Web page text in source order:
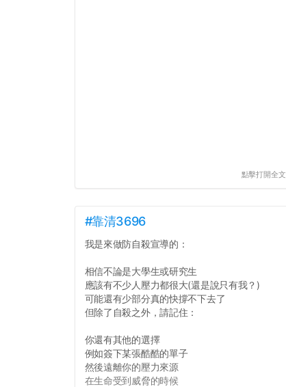
點擊打開全文
#靠清3696
我是來做防自殺宣導的：
相信不論是大學生或研究生
應該有不少人壓力都很大(還是說只有我？)
可能還有少部分真的快撐不下去了
但除了自殺之外，請記住：
你還有其他的選擇
例如簽下某張酷酷的單子
然後遠離你的壓力來源
在生命受到威脅的時候